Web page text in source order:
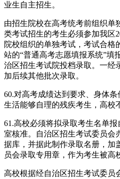
业生自主招生。
由招生院校在高考统考前组织单
类考试招生的考生必须参加我区
院校组织的单独考试，考试合格
站的“普通高考志愿填报系统”填
治区招生考试院投档录取。一经
加后续其他批次录取。
60.对高考成绩达到要求、身体条
生活能够自理的残疾考生，高校
61.高校必须将拟录取考生名单
室核准。自治区招生考试委员会
据库，并据此制作录取名册，加
员会录取专用章，作为考生被高
高校根据经自治区招生考试委员